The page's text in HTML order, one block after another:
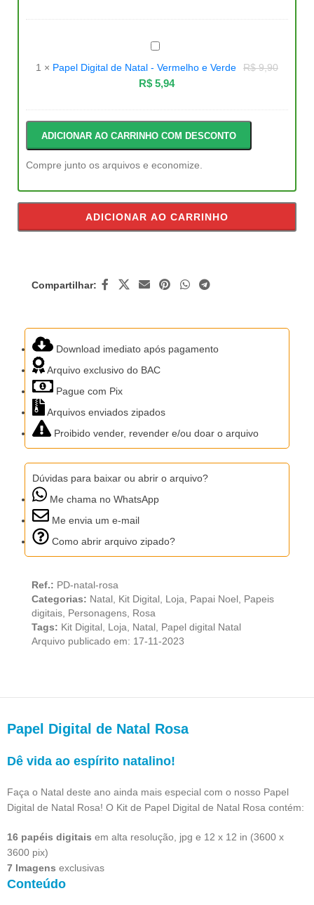
e
Papel
Digital
de
Natal
-
Vermelho
Verde
1 × Papel Digital de Natal - Vermelho e Verde R$9,90
R$ 5,94
ADICIONAR AO CARRINHO COM DESCONTO
Compre junto os arquivos e economize.
ADICIONAR AO CARRINHO
Compartilhar:
Download imediato após pagamento
Arquivo exclusivo do BAC
Pague com Pix
Arquivos enviados zipados
Proibido vender, revender e/ou doar o arquivo
Dúvidas para baixar ou abrir o arquivo?
Me chama no WhatsApp
Me envia um e-mail
Como abrir arquivo zipado?
Ref.: PD-natal-rosa
Categorias: Natal Kit Digital Loja Papai Noel Papeis
digitais Personagens Rosa
Tags: Kit Digital Loja Natal Papel digital Natal
Arquivo publicado em: 17-11-2023
Papel Digital de Natal Rosa
Dê vida ao espírito natalino!
Faça o Natal deste ano ainda mais especial com o nosso Papel
Digital de Natal Rosa! O Kit de Papel Digital de Natal Rosa contém:
16 papéis digitais em alta resolução, jpg e 12 x 12 in (3600 x
3600 pix)
7 Imagens exclusivas
Conteúdo